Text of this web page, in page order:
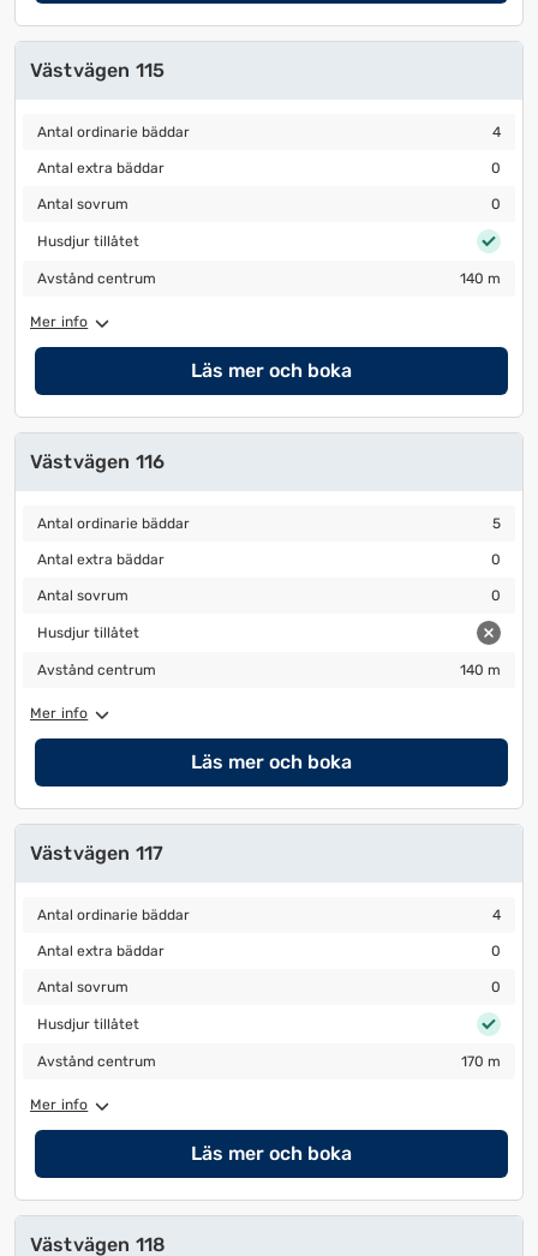
Västvägen 115
Antal ordinarie bäddar
Antal ordinarie bäddar 4
Antal extra bäddar
Antal extra bäddar 0
Antal sovrum
Antal sovrum 0
Husdjur tillåtet
Husdjur tillåtet
Avstånd centrum
Avstånd centrum 140 m
Mer info
Läs mer och boka
Västvägen 116
Antal ordinarie bäddar
Antal ordinarie bäddar 5
Antal extra bäddar
Antal extra bäddar 0
Antal sovrum
Antal sovrum 0
Husdjur tillåtet
Husdjur tillåtet
Avstånd centrum
Avstånd centrum 140 m
Mer info
Läs mer och boka
Västvägen 117
Antal ordinarie bäddar
Antal ordinarie bäddar 4
Antal extra bäddar
Antal extra bäddar 0
Antal sovrum
Antal sovrum 0
Husdjur tillåtet
Husdjur tillåtet
Avstånd centrum
Avstånd centrum 170 m
Mer info
Läs mer och boka
Västvägen 118